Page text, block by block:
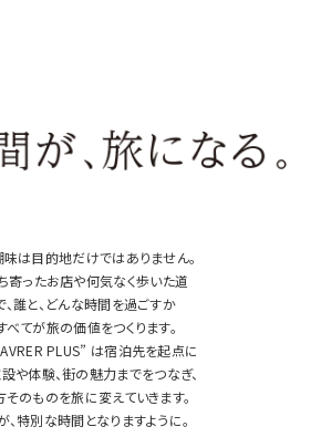
は目的地だけではありません。
寄ったお店や何気なく歩いた道
、誰と、どんな時間を過ごすか
べてが旅の価値をつくります。
PLUS” は宿泊先を起点に
や体験、街の魅力までをつなぎ、
そのものを旅に変えていきます。
、特別な時間となりますように。